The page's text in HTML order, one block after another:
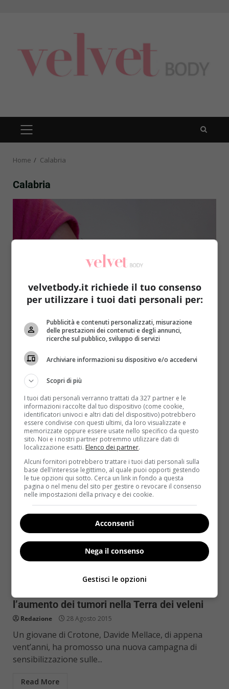
PRIMARY
MENU
Home Calabria
Calabria
Primo Piano Salute
Piano di vaccinazione covid per gli over 80:
modalità, calendario e informazioni regione
per regione
Roberta Gerboni
Avviata la fase di vaccinazione degli over 80, una
tappa importante nella cosiddetta fase I del
processo...
Read More
l’aumento dei tumori nella Terra dei veleni
Redazione 28 Agosto 2015
Un giovane di Crotone, Davide Mellace, di appena
vent’anni, ha promosso una nuova campagna di
sensibilizzazione sulle...
Read More
velvetbody.it richiede il tuo consenso
per utilizzare i tuoi dati personali per:
Pubblicità e contenuti personalizzati, misurazione
delle prestazioni dei contenuti e degli annunci,
ricerche sul pubblico, sviluppo di servizi
Archiviare informazioni su dispositivo e/o accedervi
Scopri di più
I tuoi dati personali verranno trattati da 327 partner e le
informazioni raccolte dal tuo dispositivo (come cookie,
identificatori univoci e altri dati del dispositivo) potrebbero
essere condivise con questi ultimi, da loro visualizzate e
memorizzate oppure essere usate nello specifico da questo
sito. Noi e i nostri partner potremmo utilizzare dati di
localizzazione esatti. Elenco dei partner.
Alcuni fornitori potrebbero trattare i tuoi dati personali sulla
base dell'interesse legittimo, al quale puoi opporti gestendo
le tue opzioni qui sotto. Cerca un link in fondo a questa
pagina o nel menu del sito per gestire o revocare il consenso
nelle impostazioni della privacy e dei cookie.
Acconsenti
Nega il consenso
Gestisci le opzioni